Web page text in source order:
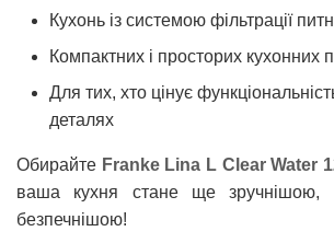
Кухонь із системою фільтрації
Компактних і просторих кухонних
Для тих, хто цінує
деталях
Обирайте Franke Lina L Clear Water
ваша кухня стане ще зручнішою,
безпечнішою!